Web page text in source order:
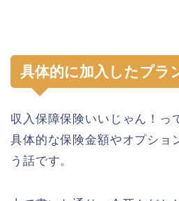
具体的に加入したプラ
収入保障保険いいじゃん！っ
具体的な保険金額やオプショ
う話です。